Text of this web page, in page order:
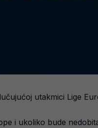
utakmici Lige
i ukoliko bude